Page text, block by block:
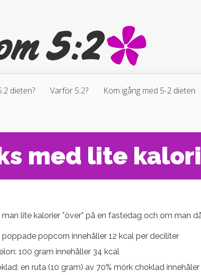
dieten? Varför 5:2? Kom igång med 5-2 dieten
med lite
man lite kalorier ”över” på en fastedag och om man
poppade popcorn innehåller 12 kcal per deciliter
100 gram innehåller 34 kcal
en ruta (10 gram) av 70% mörk choklad